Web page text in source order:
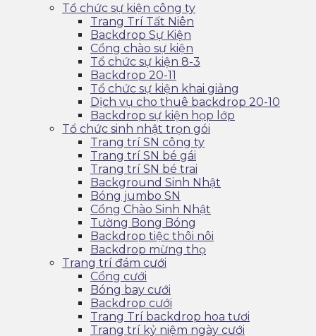
Tổ chức sự kiện công ty
Trang Trí Tất Niên
Backdrop Sự Kiện
Cổng chào sự kiện
Tổ chức sự kiện 8-3
Backdrop 20-11
Tổ chức sự kiện khai giảng
Dịch vụ cho thuê backdrop 20-10
Backdrop sự kiện họp lớp
Tổ chức sinh nhật trọn gói
Trang trí SN công ty
Trang trí SN bé gái
Trang trí SN bé trai
Background Sinh Nhật
Bóng jumbo SN
Cổng Chào Sinh Nhật
Tường Bong Bóng
Backdrop tiệc thôi nôi
Backdrop mừng thọ
Trang trí đám cưới
Cổng cưới
Bóng bay cưới
Backdrop cưới
Trang Trí backdrop hoa tươi
Trang trí kỷ niệm ngày cưới